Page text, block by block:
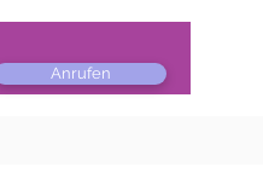
Anrufen